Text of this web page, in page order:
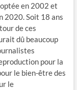
en 2002 et
2020. Soit 18 ans
de ces
dû beaucoup
pour la
le bien-être des
le